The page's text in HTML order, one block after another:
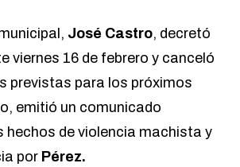
José Castro, decretó
viernes 16 de febrero y canceló
previstas para los próximos
emitió un comunicado
hechos de violencia machista y
por Pérez.